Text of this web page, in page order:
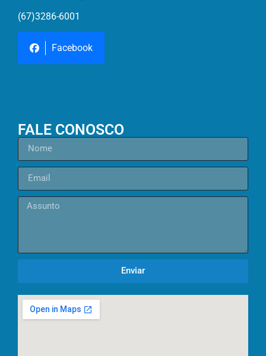
(67)3286-6001
Facebook
FALE CONOSCO
Enviar